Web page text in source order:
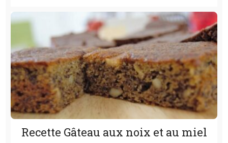
Recette Gâteau aux noix et au miel